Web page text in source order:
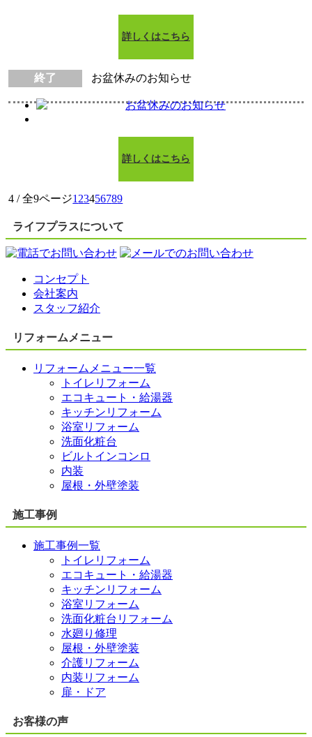
詳しくはこちら
終了 お盆休みのお知らせ
詳しくはこちら
4 / 全9ページ1 23456789
ライフプラスについて
コンセプト
会社案内
スタッフ紹介
リフォームメニュー
リフォームメニュー一覧
トイレリフォーム
エコキュート・給湯器
キッチンリフォーム
浴室リフォーム
洗面化粧台
ビルトインコンロ
内装
屋根・外壁塗装
施工事例
施工事例一覧
トイレリフォーム
エコキュート・給湯器
キッチンリフォーム
浴室リフォーム
洗面化粧台リフォーム
水廻り修理
屋根・外壁塗装
介護リフォーム
内装リフォーム
扉・ドア
お客様の声